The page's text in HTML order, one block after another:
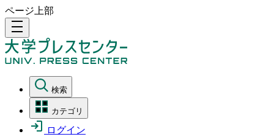
ページ上部
density_medium
検索
カテゴリ
ログイン